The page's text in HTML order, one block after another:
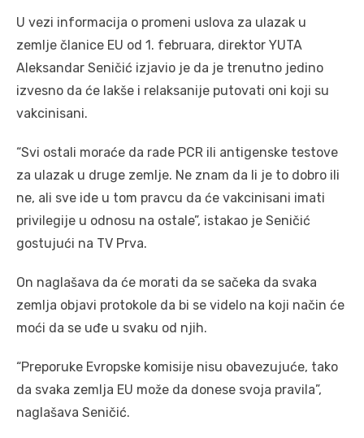
U vezi informacija o promeni uslova za ulazak u
zemlje članice EU od 1. februara, direktor YUTA
Aleksandar Seničić izjavio je da je trenutno jedino
izvesno da će lakše i relaksanije putovati oni koji su
vakcinisani.
“Svi ostali moraće da rade PCR ili antigenske testove
za ulazak u druge zemlje. Ne znam da li je to dobro ili
ne, ali sve ide u tom pravcu da će vakcinisani imati
privilegije u odnosu na ostale”, istakao je Seničić
gostujući na TV Prva.
On naglašava da će morati da se sačeka da svaka
zemlja objavi protokole da bi se videlo na koji način će
moći da se uđe u svaku od njih.
“Preporuke Evropske komisije nisu obavezujuće, tako
da svaka zemlja EU može da donese svoja pravila”,
naglašava Seničić.